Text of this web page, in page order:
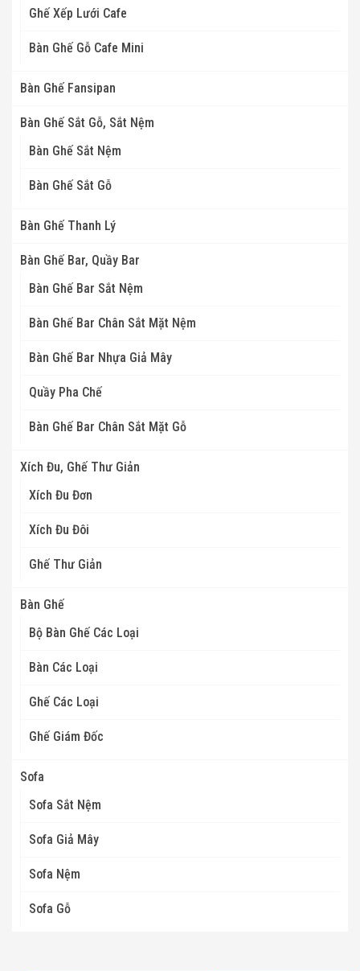
Ghế Xếp Lưới Cafe
Bàn Ghế Gỗ Cafe Mini
Bàn Ghế Fansipan
Bàn Ghế Sắt Gỗ, Sắt Nệm
Bàn Ghế Sắt Nệm
Bàn Ghế Sắt Gỗ
Bàn Ghế Thanh Lý
Bàn Ghế Bar, Quầy Bar
Bàn Ghế Bar Sắt Nệm
Bàn Ghế Bar Chân Sắt Mặt Nệm
Bàn Ghế Bar Nhựa Giả Mây
Quầy Pha Chế
Bàn Ghế Bar Chân Sắt Mặt Gỗ
Xích Đu, Ghế Thư Giản
Xích Đu Đơn
Xích Đu Đôi
Ghế Thư Giản
Bàn Ghế
Bộ Bàn Ghế Các Loại
Bàn Các Loại
Ghế Các Loại
Ghế Giám Đốc
Sofa
Sofa Sắt Nệm
Sofa Giả Mây
Sofa Nệm
Sofa Gỗ